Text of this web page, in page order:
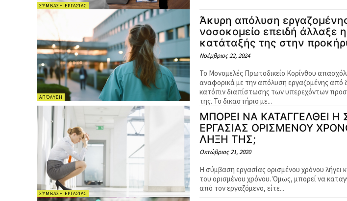
ΣΎΜΒΑΣΗ ΕΡΓΑΣΊΑΣ
ΑΠΌΛΥΣΗ
Άκυρη απόλυση
νοσοκομείο επειδή άλλαξε
κατάταξής της στην
Νοέμβριος 22, 2024
Το Μονομελές Πρωτοδικείο Κορίνθου
αναφορικά με την απόλυση εργαζομένης από
κατόπιν διαπίστωσης των υπερεχόντων
της. Το δικαστήριο με...
ΣΎΜΒΑΣΗ ΕΡΓΑΣΊΑΣ
ΜΠΟΡΕΙ ΝΑ ΚΑΤΑΓΓΕΛΘΕΙ
ΕΡΓΑΣΙΑΣ ΟΡΙΣΜΕΝΟΥ
ΛΗΞΗ ΤΗΣ;
Οκτώβριος 21, 2020
Η σύμβαση εργασίας ορισμένου χρόνου λήγει
του ορισμένου χρόνου. Όμως, μπορεί να καταγγελθεί πρόωρα είτε
από τον εργαζόμενο, είτε...